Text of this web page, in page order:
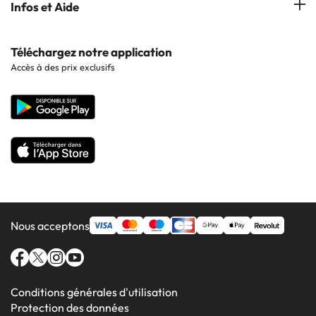
Hôtels à Cala d'Or
Hôtels à Lluchmajor
Hôtels en Séville
Hôtels en Grenade
Infos et Aide
Contactez-nous
Site corporate
Téléchargez notre application
Accès à des prix exclusifs
Nous acceptons
Conditions générales d'utilisation
Protection des données